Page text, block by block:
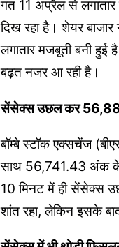
गत 11 अप्रैल से लगातार
दिख रहा है। शेयर
लगातार मजबूती बनी
बढ़त नजर आ रही है।
सेंसेक्स उछल कर
बॉम्बे स्टॉक एक्सचेंज
साथ 56,741.43 अंक के
10 मिनट में ही सेंसेक्स
शांत रहा, लेकिन इसके